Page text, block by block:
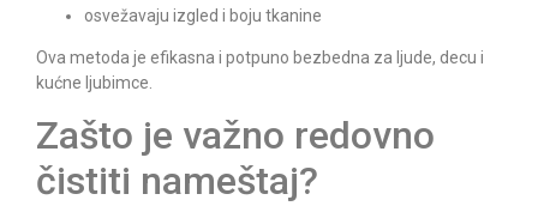
osvežavaju izgled i boju tkanine
Ova metoda je efikasna i potpuno bezbedna za ljude, decu i
kućne ljubimce.
Zašto je važno redovno
čistiti nameštaj?